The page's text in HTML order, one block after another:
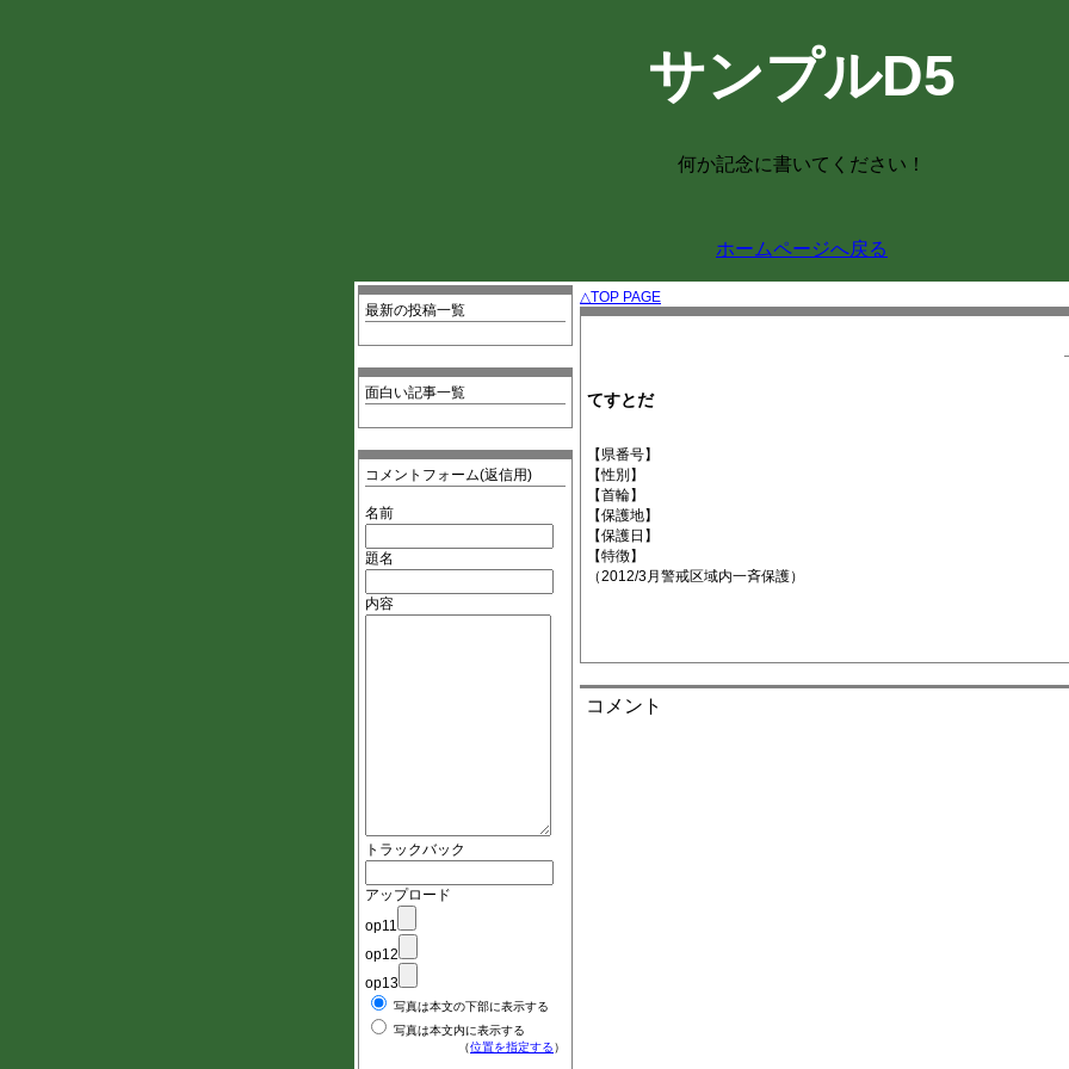
サンプルD5
何か記念に書いてください！
ホームページへ戻る
最新の投稿一覧
面白い記事一覧
コメントフォーム(返信用)
名前
題名
内容
トラックバック
アップロード
op11
op12
op13
写真は本文の下部に表示する
写真は本文内に表示する
（位置を指定する）
△TOP PAGE
てすとだ
【県番号】
【性別】
【首輪】
【保護地】
【保護日】
【特徴】
（2012/3月警戒区域内一斉保護）
コメント